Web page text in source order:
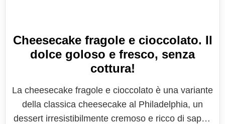
Cheesecake fragole e cioccolato. Il
dolce goloso e fresco, senza
cottura!
La cheesecake fragole e cioccolato è una variante
della classica cheesecake al Philadelphia, un
dessert irresistibilmente cremoso e ricco di sapori